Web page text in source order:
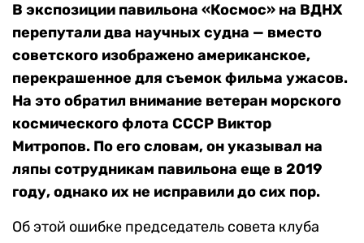
В экспозиции павильона «Космос» на ВДНХ
перепутали два научных судна — вместо
советского изображено американское,
перекрашенное для съемок фильма ужасов.
На это обратил внимание ветеран морского
космического флота СССР Виктор
Митропов. По его словам, он указывал на
ляпы сотрудникам павильона еще в 2019
году, однако их не исправили до сих пор.
Об этой ошибке председатель совета клуба